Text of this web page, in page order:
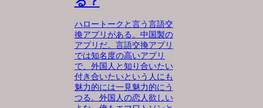
ハロートークと言う言語交
換アプリがある。中国製の
アプリだ。言語交換アプリ
では知名度の高いアプリ
で、外国人と知り合いたい
付き合いたいという人にも
魅力的には一見魅力的にう
つる。外国人の恋人欲しい